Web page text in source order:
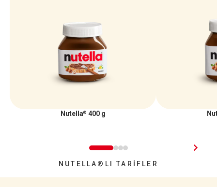
Nutella® 400 g
NUTELLA®LI TARİFLER